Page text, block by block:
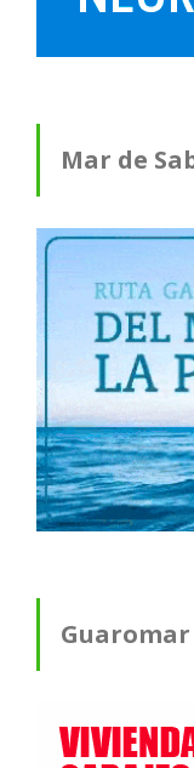
Mar de
Guaromar